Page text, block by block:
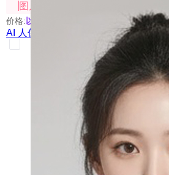
图片处理
价格: 以具体使用的模型为准
AI 人像创意站